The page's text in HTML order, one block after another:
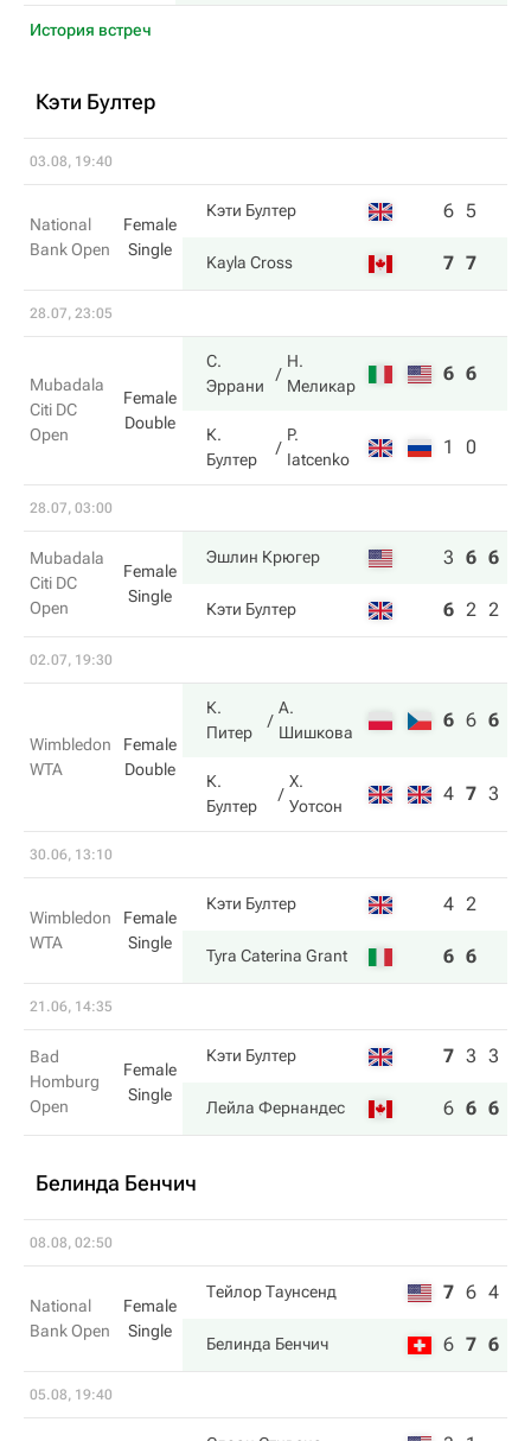
История встреч
Кэти Бултер
03.08, 19:40
National
Bank Open
Female
Single
Кэти Бултер 6 5
Kayla Cross 7 7
28.07, 23:05
Mubadala
Citi DC
Open
Female
Double
С.
Эррани
Н.
Меликар
6 6
К.
Бултер
P.
Iatcenko
1 0
28.07, 03:00
Mubadala
Citi DC
Open
Female
Single
Эшлин Крюгер 3 6 6
Кэти Бултер 6 2 2
02.07, 19:30
Wimbledon
WTA
Female
Double
К.
Питер
А.
Шишкова
6 6 6
К.
Бултер
Х.
Уотсон
4 7 3
30.06, 13:10
Wimbledon
WTA
Female
Single
Кэти Бултер 4 2
Tyra Caterina Grant 6 6
21.06, 14:35
Bad
Homburg
Open
Female
Single
Кэти Бултер 7 3 3
Лейла Фернандес 6 6 6
Белинда Бенчич
08.08, 02:50
National
Bank Open
Female
Single
Тейлор Таунсенд 7 6 4
Белинда Бенчич 6 7 6
05.08, 19:40